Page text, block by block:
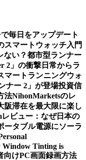
毎日をアップデート
スマートウォッチ入門
ない？都市型ランナー
2」の衝撃 日常からラ
マートランニングウォ
ナー 2」が登場投資信
法NihonMarketsのレ
阪滞在を最大限に楽し
ビュー：なぜ日本の
ータブル電源にソーラ
Window Tinting is
向けPC画面録画方法